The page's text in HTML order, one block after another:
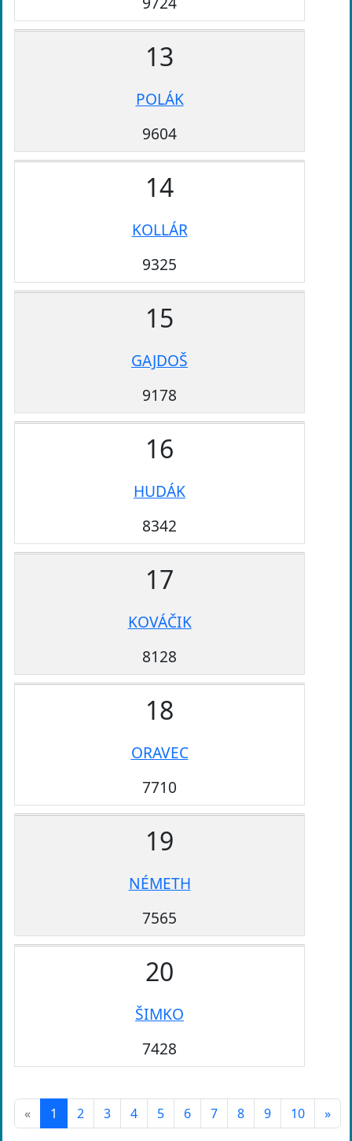
13
POLÁK
9604
14
KOLLÁR
9325
15
GAJDOŠ
9178
16
HUDÁK
8342
17
KOVÁČIK
8128
18
ORAVEC
7710
19
NÉMETH
7565
20
ŠIMKO
7428
« 1 2 3 4 5 6 7 8 9 10 »